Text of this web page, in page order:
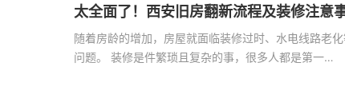
太全面了！西安旧房翻新流程及装修注意事
随着房龄的增加，房屋就面临装修过时、水电线路老
问题。 装修是件繁琐且复杂的事，很多人都是第一…